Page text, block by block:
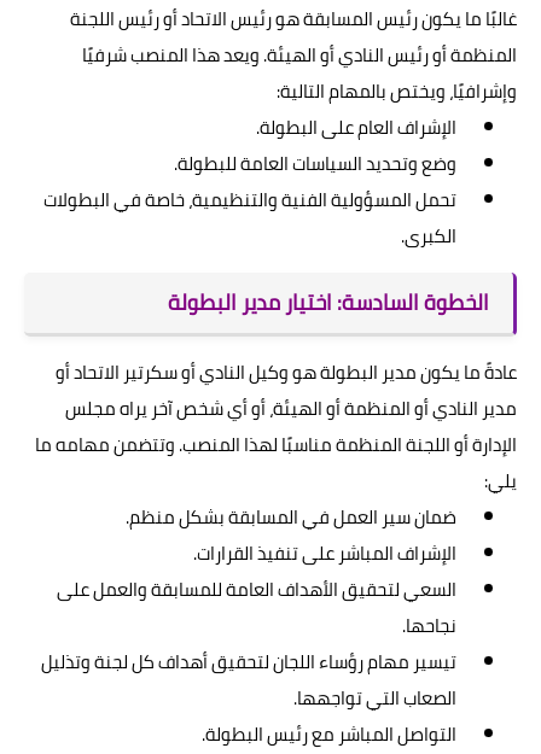
غالبًا ما يكون رئيس المسابقة هو رئيس الاتحاد أو رئيس اللجنة
المنظمة أو رئيس النادي أو الهيئة. ويعد هذا المنصب شرفيًا
وإشرافيًا، ويختص بالمهام التالية:
الإشراف العام على البطولة.
وضع وتحديد السياسات العامة للبطولة.
تحمل المسؤولية الفنية والتنظيمية، خاصة في البطولات
الكبرى.
الخطوة السادسة: اختيار مدير البطولة
عادةً ما يكون مدير البطولة هو وكيل النادي أو سكرتير الاتحاد أو
مدير النادي أو المنظمة أو الهيئة، أو أي شخص آخر يراه مجلس
الإدارة أو اللجنة المنظمة مناسبًا لهذا المنصب. وتتضمن مهامه ما
يلي:
ضمان سير العمل في المسابقة بشكل منظم.
الإشراف المباشر على تنفيذ القرارات.
السعي لتحقيق الأهداف العامة للمسابقة والعمل على
نجاحها.
تيسير مهام رؤساء اللجان لتحقيق أهداف كل لجنة وتذليل
الصعاب التي تواجهها.
التواصل المباشر مع رئيس البطولة.